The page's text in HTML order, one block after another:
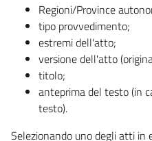
Regioni/Province
tipo provvedimento;
estremi dell'atto;
versione dell'atto
titolo;
anteprima del testo (in
testo).
Selezionando uno degli atti